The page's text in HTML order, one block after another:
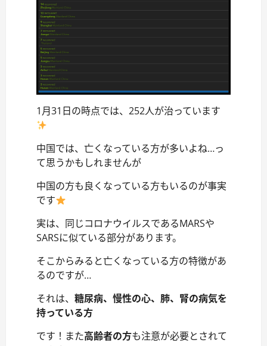
1月31日の時点では、252人が治っています
中国では、亡くなっている方が多いよね…っ
て思うかもしれませんが
中国の方も良くなっている方もいるのが事実
です
実は、同じコロナウイルスであるMARSや
SARSに似ている部分があります。
そこからみると亡くなっている方の特徴があ
るのですが…
それは、 糖尿病、慢性の心、肺、腎の病気を
持っている方
です！また高齢者の方も注意が必要とされて